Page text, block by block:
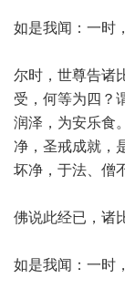
如是我闻：一时
尔时，世尊告诸
受，何等为四？
润泽，为安乐食
净，圣戒成就，
坏净，于法、僧
佛说此经已，诸
如是我闻：一时